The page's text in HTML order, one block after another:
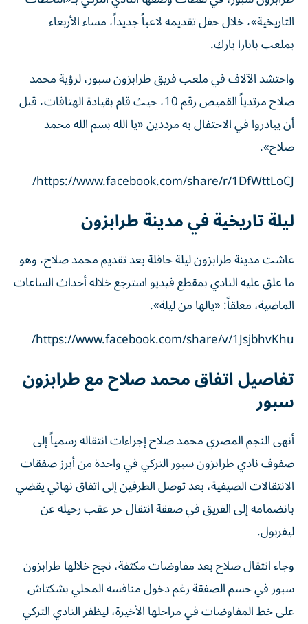
التاريخية»، خلال حفل تقديمه لاعباً جديداً، مساء الأربعاء
بملعب بابارا بارك.
واحتشد الآلاف في ملعب فريق طرابزون سبور، لرؤية محمد
صلاح مرتدياً القميص رقم 10، حيث قام بقيادة الهتافات، قبل
أن يبادروا في الاحتفال به مرددين «يا الله بسم الله محمد
صلاح».
https://www.facebook.com/share/r/1DfWttLoCJ/
ليلة تاريخية في مدينة طرابزون
عاشت مدينة طرابزون ليلة حافلة بعد تقديم محمد صلاح، وهو
ما علق عليه النادي بمقطع فيديو استرجع خلاله أحداث الساعات
الماضية، معلقاً: «يالها من ليلة».
https://www.facebook.com/share/v/1JsjbhvKhu/
تفاصيل اتفاق محمد صلاح مع طرابزون
سبور
أنهى النجم المصري محمد صلاح إجراءات انتقاله رسمياً إلى
صفوف نادي طرابزون سبور التركي في واحدة من أبرز صفقات
الانتقالات الصيفية، بعد توصل الطرفين إلى اتفاق نهائي يقضي
بانضمامه إلى الفريق في صفقة انتقال حر عقب رحيله عن
ليفربول.
وجاء انتقال صلاح بعد مفاوضات مكثفة، نجح خلالها طرابزون
سبور في حسم الصفقة رغم دخول منافسه المحلي بشكتاش
على خط المفاوضات في مراحلها الأخيرة، ليظفر النادي التركي